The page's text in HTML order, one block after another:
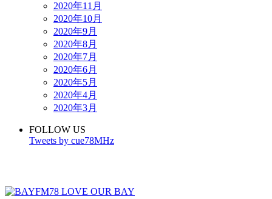
2020年11月
2020年10月
2020年9月
2020年8月
2020年7月
2020年6月
2020年5月
2020年4月
2020年3月
FOLLOW US
Tweets by cue78MHz